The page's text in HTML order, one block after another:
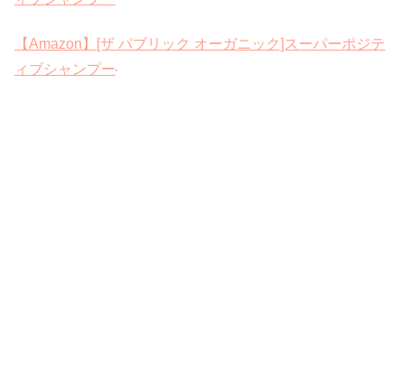
【Amazon】[ザ パブリック オーガニック]スーパーポジテ
ィブシャンプー